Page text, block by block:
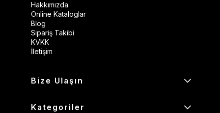
Hakkımızda
Online Kataloglar
Blog
Sipariş Takibi
KVKK
İletişim
Bize Ulaşın
Kategoriler